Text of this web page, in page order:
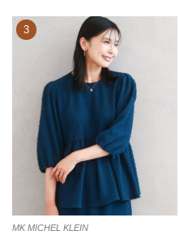
3
MK MICHEL KLEIN